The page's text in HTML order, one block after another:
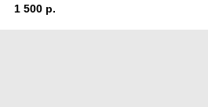
1 500 р.